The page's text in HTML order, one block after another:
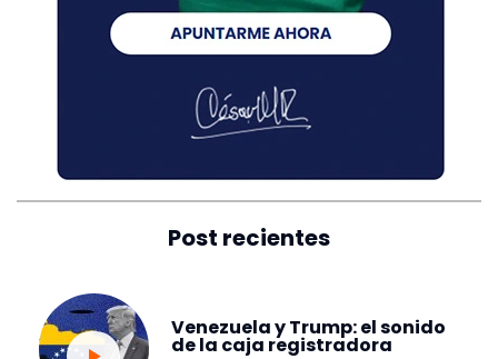
Post recientes
Venezuela y Trump: el sonido
de la caja registradora